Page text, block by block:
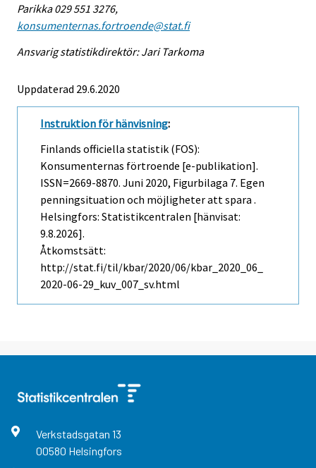
Parikka 029 551 3276,
konsumenternas.fortroende@stat.fi
Ansvarig statistikdirektör: Jari Tarkoma
Uppdaterad 29.6.2020
Instruktion för hänvisning:
Finlands officiella statistik (FOS):
Konsumenternas förtroende [e-publikation].
ISSN=2669-8870. Juni 2020, Figurbilaga 7. Egen
penningsituation och möjligheter att spara .
Helsingfors: Statistikcentralen [hänvisat:
9.8.2026].
Åtkomstsätt:
http://stat.fi/til/kbar/2020/06/kbar_2020_06_
2020-06-29_kuv_007_sv.html
Verkstadsgatan 13
00580 Helsingfors